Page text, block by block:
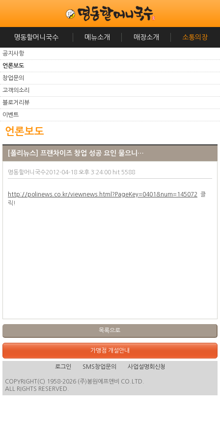
명동할머니국수 메뉴소개 매장소개 소통의장
공지사항
언론보도
창업문의
고객의소리
블로거리뷰
이벤트
언론보도
[폴리뉴스] 프랜차이즈 창업 성공 요인 물으니…
명동할머니국수2012-04-18 오후 3:24:00 hit 5588
http://polinews.co.kr/viewnews.html?PageKey=0401&num=145072 클
릭!
목록으로
가맹점 개설안내
로그인 SMS창업문의 사업설명회신청
COPYRIGHT(C) 1958-2026 (주)봉원에프앤비 CO.LTD.
ALL RIGHTS RESERVED.